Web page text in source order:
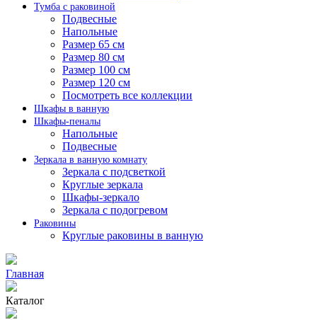
Тумба с раковиной
Подвесные
Напольные
Размер 65 см
Размер 80 см
Размер 100 см
Размер 120 см
Посмотреть все коллекции
Шкафы в ванную
Шкафы-пеналы
Напольные
Подвесные
Зеркала в ванную комнату
Зеркала с подсветкой
Круглые зеркала
Шкафы-зеркало
Зеркала с подогревом
Раковины
Круглые раковины в ванную
Главная
Каталог